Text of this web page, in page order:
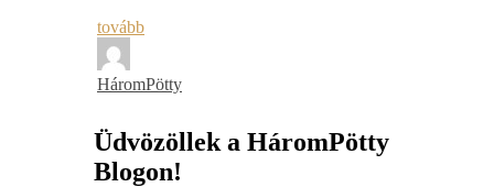
tovább
HáromPötty
Üdvözöllek a HáromPötty
Blogon!